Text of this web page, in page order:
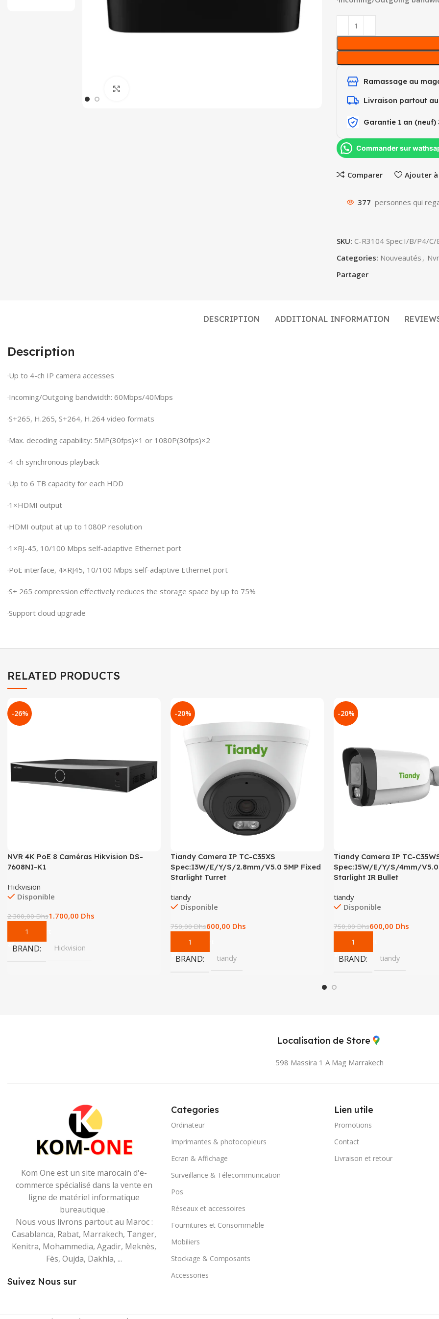
Ramassage au
Livraison partout
Garantie 1 an
Commander sur
Comparer Ajouter
377 personnes qui
SKU: C-R3104 Spec:I/B/P4/C/
Categories: Nouveautés , Nvr
Partager
DESCRIPTION ADDITIONAL INFORMATION
Description
·Up to 4-ch IP camera accesses
·Incoming/Outgoing bandwidth: 60Mbps/40Mbps
·S+265, H.265, S+264, H.264 video formats
·Max. decoding capability: 5MP(30fps)×1 or 1080P(30fps)×2
·4-ch synchronous playback
·Up to 6 TB capacity for each HDD
·1×HDMI output
·HDMI output at up to 1080P resolution
·1×RJ-45, 10/100 Mbps self-adaptive Ethernet port
·PoE interface, 4×RJ45, 10/100 Mbps self-adaptive Ethernet port
·S+ 265 compression effectively reduces the storage space by up to 75%
·Support cloud upgrade
RELATED PRODUCTS
-26%
NVR 4K PoE 8 Caméras Hikvision DS-
7608NI-K1
Hickvision
Disponible
2.300,00Dhs1.700,00 Dhs
Add To Cart
BRAND Hickvision
-20%
Tiandy Camera IP TC-C35XS
Spec:I3W/E/Y/S/2.8mm/V5.0 5MP Fixed
Starlight Turret
tiandy
Disponible
750,00Dhs600,00 Dhs
Add To Cart
BRAND tiandy
-20%
Tiandy Camera IP TC-
Spec:I5W/E/Y/S/4mm/V5.0
Starlight IR Bullet
tiandy
Disponible
750,00Dhs600,00 Dhs
Add To Cart
BRAND tiandy
Localisation de Store
598 Massira 1 A Mag Marrakech
Kom One est un site marocain d'e-
commerce spécialisé dans la vente en
ligne de matériel informatique
bureautique .
Nous vous livrons partout au Maroc :
Casablanca, Rabat, Marrakech, Tanger,
Kenitra, Mohammedia, Agadir, Meknès,
Fès, Oujda, Dakhla, ...
Suivez Nous sur
Categories
Ordinateur
Imprimantes & photocopieurs
Ecran & Affichage
Surveillance & Télecommunication
Pos
Réseaux et accessoires
Fournitures et Consommable
Mobiliers
Stockage & Composants
Accessories
Lien utile
Promotions
Contact
Livraison et retour